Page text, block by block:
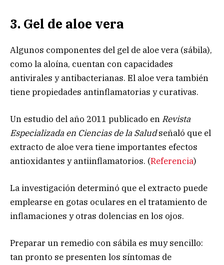
3. Gel de aloe vera
Algunos componentes del gel de aloe vera (sábila),
como la aloína, cuentan con capacidades
antivirales y antibacterianas. El aloe vera también
tiene propiedades antinflamatorias y curativas.
Un estudio del año 2011 publicado en Revista
Especializada en Ciencias de la Saludseñaló que el
extracto de aloe vera tiene importantes efectos
antioxidantes y antiinflamatorios. (Referencia)
La investigación determinó que el extracto puede
emplearse en gotas oculares en el tratamiento de
inflamaciones y otras dolencias en los ojos.
Preparar un remedio con sábila es muy sencillo:
tan pronto se presenten los síntomas de